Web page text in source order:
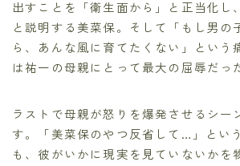
出すことを「衛生面から」と正当化し
と説明する美菜保。そして「もし男の
ら、あんな風に育てたくない」という
は祐一の母親にとって最大の屈辱だっ
ラストで母親が怒りを爆発させるシー
す。「美菜保のやつ反省して…」とい
も、彼がいかに現実を見ていないかを